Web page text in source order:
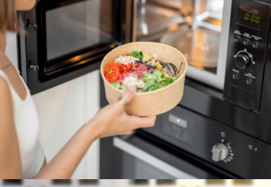
MICROONDAS